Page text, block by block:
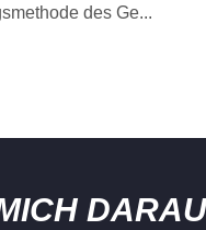
des Ge...